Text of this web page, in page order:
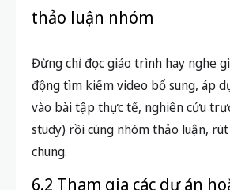
thảo luận nhóm
Đừng chỉ đọc giáo trình hay nghe
động tìm kiếm video bổ sung, áp
vào bài tập thực tế, nghiên cứu
study) rồi cùng nhóm thảo luận,
chung.
6.2 Tham gia các dự án